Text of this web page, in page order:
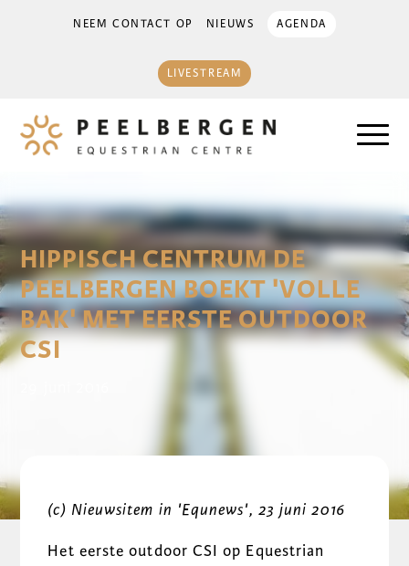
NEEM CONTACT OP NIEUWS AGENDA
LIVESTREAM
HIPPISCH CENTRUM DE
PEELBERGEN BOEKT 'VOLLE
BAK' MET EERSTE OUTDOOR
CSI
(c) Nieuwsitem in 'Equnews', 23 juni 2016
Het eerste outdoor CSI op Equestrian